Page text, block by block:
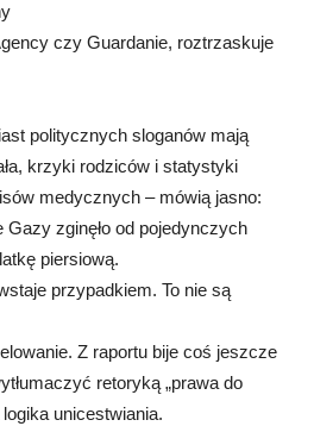
czy Guardanie, roztrzaskuje
politycznych sloganów mają
krzyki rodziców i statystyki
medycznych – mówią jasno:
Gazy zginęło od pojedynczych
piersiową.
przypadkiem. To nie są
Z raportu bije coś jeszcze
retoryką „prawa do
unicestwiania.